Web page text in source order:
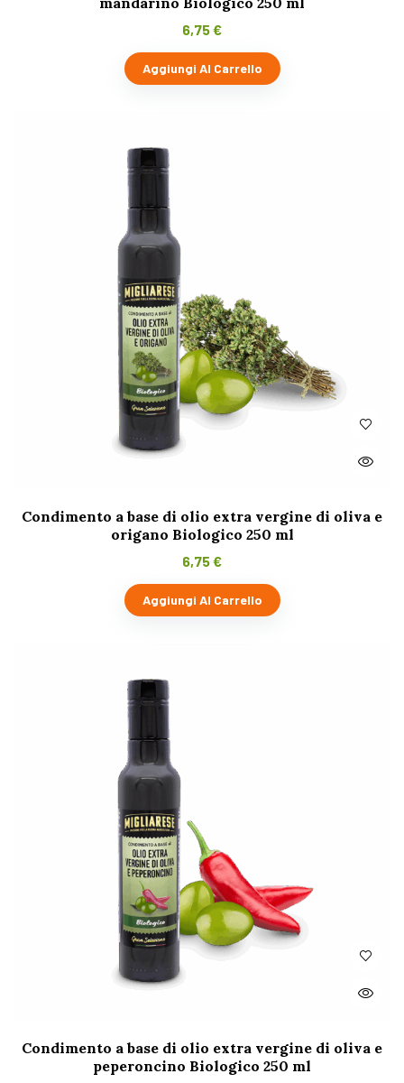
6,75€
Aggiungi Al Carrello
Condimento a base di olio extra vergine di oliva e
origano Biologico 250 ml
6,75€
Aggiungi Al Carrello
Condimento a base di olio extra vergine di oliva e
peperoncino Biologico 250 ml